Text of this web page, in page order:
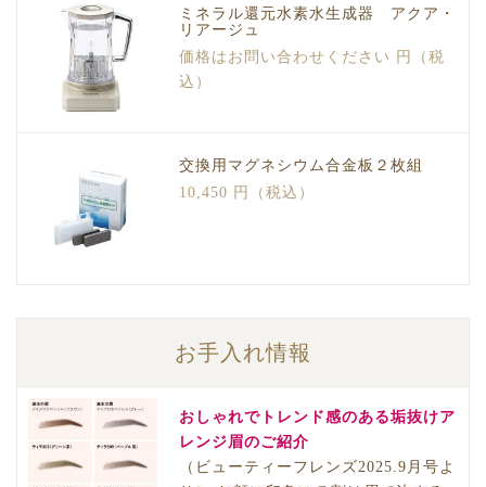
ミネラル還元水素水生成器 アクア・
リアージュ
価格はお問い合わせください 円（税
込）
交換用マグネシウム合金板２枚組
10,450 円（税込）
お手入れ情報
おしゃれでトレンド感のある垢抜けア
レンジ眉のご紹介
（ビューティーフレンズ2025.9月号よ